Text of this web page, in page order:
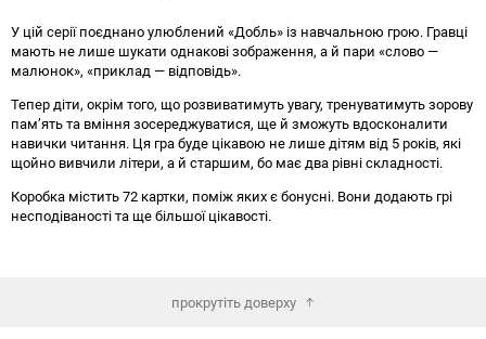
У цій серії поєднано улюблений «Добль» із навчальною грою. Гравці
мають не лише шукати однакові зображення, а й пари «слово —
малюнок», «приклад — відповідь».
Тепер діти, окрім того, що розвиватимуть увагу, тренуватимуть зорову
пам’ять та вміння зосереджуватися, ще й зможуть вдосконалити
навички читання. Ця гра буде цікавою не лише дітям від 5 років, які
щойно вивчили літери, а й старшим, бо має два рівні складності.
Коробка містить 72 картки, поміж яких є бонусні. Вони додають грі
несподіваності та ще більшої цікавості.
прокрутіть доверху